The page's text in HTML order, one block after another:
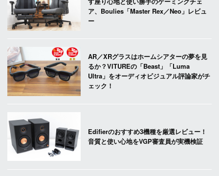
ア、Boulies「Master Rex／Neo」レビュ
ー
AR／XRグラスはホームシアターの夢を見
るか？VITUREの「Beast」「Luma
Ultra」をオーディオビジュアル評論家がチ
ェック！
Edifierのおすすめ3機種を厳選レビュー！
音質と使い心地をVGP審査員が実機検証